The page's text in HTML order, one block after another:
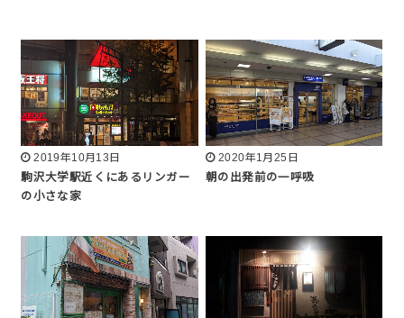
2019年10月13日
駒沢大学駅近くにあるリンガー
の小さな家
2020年1月25日
朝の出発前の一呼吸